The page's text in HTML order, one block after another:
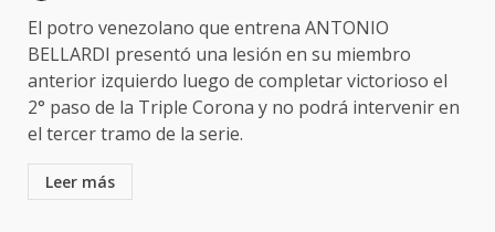
El potro venezolano que entrena ANTONIO
BELLARDI presentó una lesión en su miembro
anterior izquierdo luego de completar victorioso el
2° paso de la Triple Corona y no podrá intervenir en
el tercer tramo de la serie.
Leer más